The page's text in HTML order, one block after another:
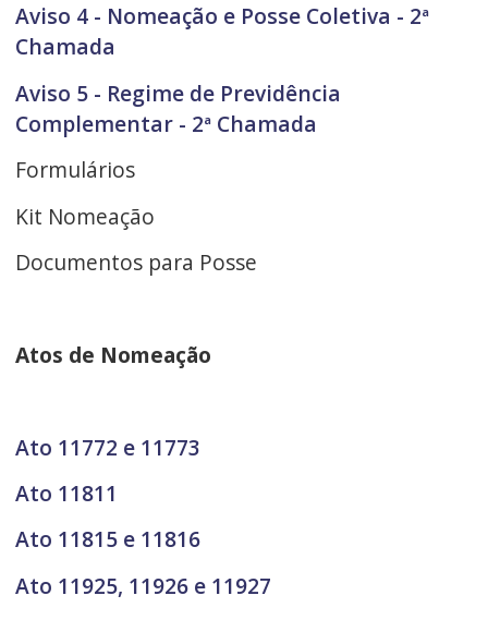
Aviso 4 - Nomeação e Posse Coletiva - 2ª
Chamada
Aviso 5 - Regime de Previdência
Complementar - 2ª Chamada
Formulários
Kit Nomeação
Documentos para Posse
Atos de Nomeação
Ato 11772 e 11773
Ato 11811
Ato 11815 e 11816
Ato 11925, 11926 e 11927